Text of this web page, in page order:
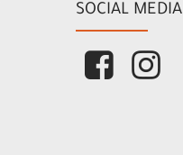
SOCIAL MEDIA